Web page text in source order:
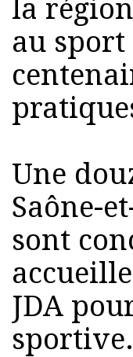
la
au sport
Une
Saône-
sont
JDA
sportive.